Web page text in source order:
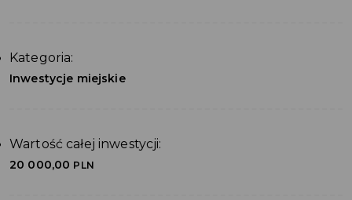
Kategoria:
Inwestycje miejskie
Wartość całej inwestycji:
20 000,00 PLN